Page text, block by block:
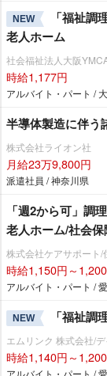
NEW
「福祉
老人ホーム
社会福祉法人大阪
時給1,177円
アルバイト・パート /
半導体製造に伴う
株式会社ライオン社
月給23万9,800円
派遣社員 / 神奈川県
「週2から可」調
老人ホーム/社会
株式会社ケアサポート/
時給1,150円～
アルバイト・パート /
NEW 「福祉
エムリンク 株式会社/
時給1,140円～
アルバイト・パート /